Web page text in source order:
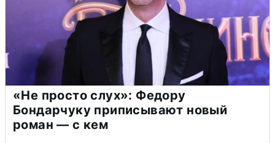
«Не просто слух»: Федору
Бондарчуку приписывают новый
роман — с кем